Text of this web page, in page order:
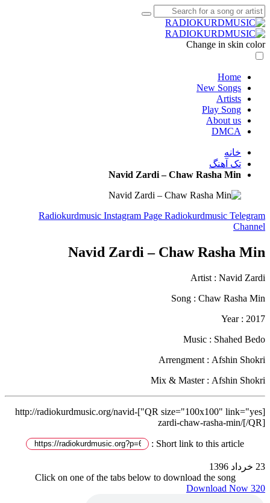
Change in skin color
Home
New Songs
Artists
Play Song
About us
DMCA
خانه
تک آهنگ
Navid Zardi – Chaw Rasha Min
Radiokurdmusic Instagram Page Radiokurdmusic Telegram
Channel
Navid Zardi – Chaw Rasha Min
Artist : Navid Zardi
Song : Chaw Rasha Min
Year : 2017
Music : Shahed Bedo
Arrengment : Afshin Shokri
Mix & Master : Afshin Shokri
[QR size="100x100" link="yes"]http://radiokurdmusic.org/navid-
zardi-chaw-rasha-min/[/QR]
Short link to this article :
23 خرداد 1396
Click on one of the tabs below to download the song
Download Now 320